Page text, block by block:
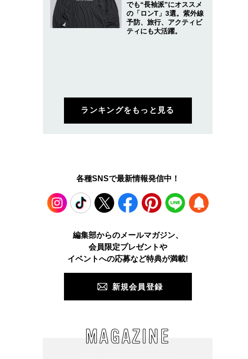
でも“長袖派”にオススメ
の「ロンT」3選。紫外線
予防、旅行、アクティビ
ティにも大活躍。
ランキングをもっと見る
各種SNSで最新情報発信中！
TikTok Facebook Pinterest LINE
編集部からのメールマガジン、
会員限定プレゼントや
イベントへの応募など特典が満載!
新規会員登録
MAGAZINE